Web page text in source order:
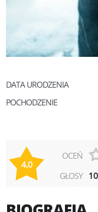
DATA URODZENIA
POCHODZENIE
4,0
OCEŃ
GŁOSY 10